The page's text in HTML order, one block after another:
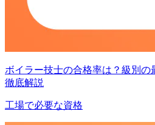
ボイラー技士の合格率は？級別の
徹底解説
工場で必要な資格